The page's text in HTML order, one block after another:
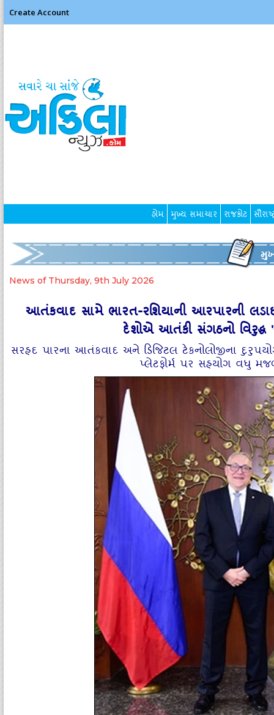
Create Account
હોમ મુખ્ય સમાચાર રાજકોટ
News of Thursday, 9th July 2026
આતંકવાદ સામે ભારત-રશિયાની આરપારની
દેશોએ આતંકી સંગઠનો વિરુદ્ધ
સરહદ પારના આતંકવાદ અને ડિજિટલ ટેકનોલોજીના
પ્લેટફોર્મ પર સહયોગ વધુ